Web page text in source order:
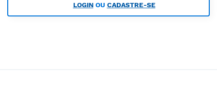
LOGINOU CADASTRE-SE